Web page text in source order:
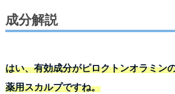
成分解説
はい、有効成分がピロクトンオラミン
薬用スカルプですね。